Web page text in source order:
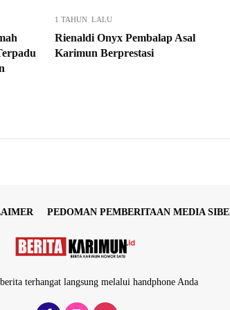
1 TAHUN LALU
Rienaldi Onyx Pembalap Asal
Karimun Berprestasi
PEDOMAN PEMBERITAAN MEDIA
terhangat langsung melalui handphone Anda